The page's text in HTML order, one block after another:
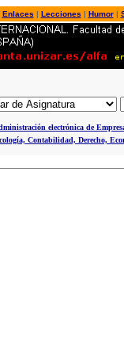
Enlaces | Lecciones | Humor |
electrónica de
Contabilidad, Derecho,